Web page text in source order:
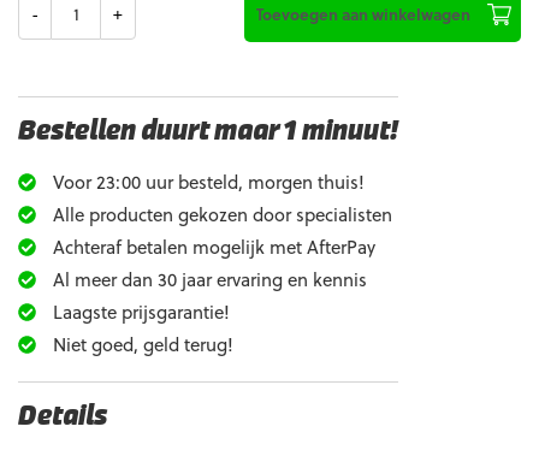
Toevoegen aan winkelwagen
Bestellen duurt maar 1 minuut!
Voor 23:00 uur besteld, morgen thuis!
Alle producten gekozen door specialisten
Achteraf betalen mogelijk met AfterPay
Al meer dan 30 jaar ervaring en kennis
Laagste prijsgarantie!
Niet goed, geld terug!
Details